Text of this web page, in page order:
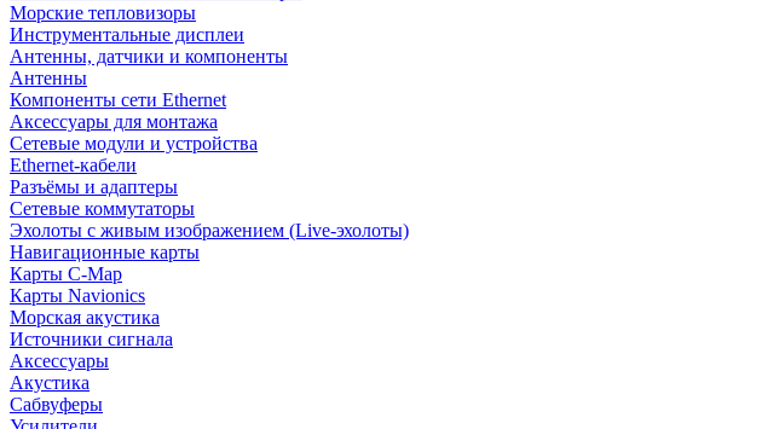
Морские тепловизоры
Инструментальные дисплеи
Антенны, датчики и компоненты
Антенны
Компоненты сети Ethernet
Аксессуары для монтажа
Сетевые модули и устройства
Ethernet-кабели
Разъёмы и адаптеры
Сетевые коммутаторы
Эхолоты с живым изображением (Live-эхолоты)
Навигационные карты
Карты C-Map
Карты Navionics
Морская акустика
Источники сигнала
Аксессуары
Акустика
Сабвуферы